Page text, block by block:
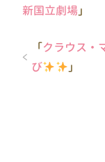
新国立劇場」
「クラウス・
び
」